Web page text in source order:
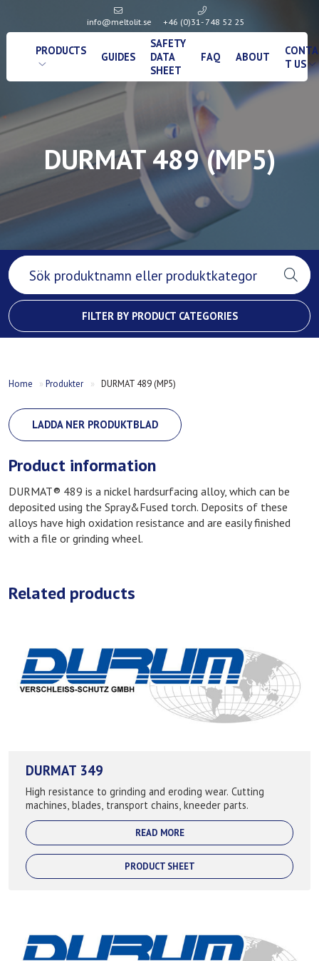
info@meltolit.se +46 (0)31- 748 52 25
PRODUCTS GUIDES
SAFETY
DATA
SHEET
FAQ ABOUT
T US
DURMAT 489 (MP5)
FILTER BY PRODUCT CATEGORIES
Home »Produkter » DURMAT 489 (MP5)
LADDA NER PRODUKTBLAD
Product information
DURMAT® 489 is a nickel hardsurfacing alloy, which can be
deposited using the Spray&Fused torch. Deposits of these
alloys have high oxidation resistance and are easily finished
with a file or grinding wheel.
Related products
DURMAT 349
High resistance to grinding and eroding wear. Cutting
machines, blades, transport chains, kneeder parts.
READ MORE
PRODUCT SHEET